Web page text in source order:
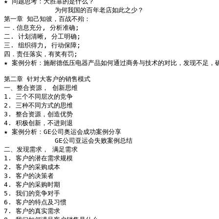
             为何我国的百年老店如此之少？
第一章 知己知彼，百战不殆：
一．信息充分, 分析准确;
二. 计划清晰, 分工明确;
三. 组织得力, 行动保障;
四．责任落实，有奖有罚;
★ 案例分析：施耐德低压电器产品如何通过商务与技术的对比，发现不足，
第二章 针对大客户的销售模式
一、整合资源， 创新思维
1. 三个不同层次的竞争
2. 三种不同方式的思维
3. 整合资源，创造优势
4. 积极创新，不进则退
★ 案例分析：GE公司奥运会成功案例分享
             GE公司亚运会失败案例总结
二、发现需求， 满足需求
1. 客户的潜在需求规模
2. 客户的采购成本
3. 客户的决策者
4. 客户的采购时期
5. 我们的竞争对手
6. 客户的特点及习惯
7. 客户的真实需求